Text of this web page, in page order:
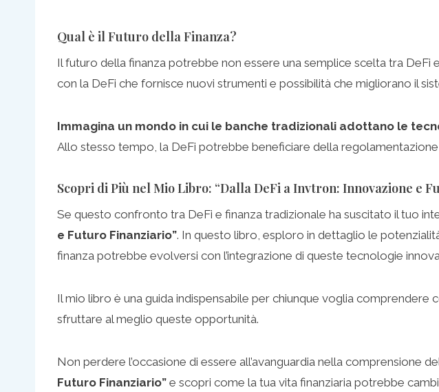
Qual è il Futuro della Finanza?
Il futuro della finanza potrebbe non essere una semplice scelta tra DeFi
con la DeFi che fornisce nuovi strumenti e possibilità che migliorano il
Immagina un mondo in cui le banche tradizionali adottano le
Allo stesso tempo, la DeFi potrebbe beneficiare della
Scopri di Più nel Mio Libro: “Dalla DeFi a Invtron: Innovazione e
Se questo confronto tra DeFi e finanza tradizionale ha suscitato il tuo
e Futuro Finanziario”. In questo libro, esploro in dettaglio le
finanza potrebbe evolversi con l’integrazione di queste tecnologie
Il mio libro è una guida indispensabile per chiunque voglia
sfruttare al meglio queste opportunità.
Non perdere l’occasione di essere all’avanguardia nella comprensione
Futuro Finanziario” e scopri come la tua vita finanziaria potrebbe